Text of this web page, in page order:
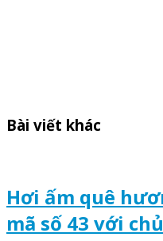
Bài viết khác
Hơi ấm quê
mã số 43 với